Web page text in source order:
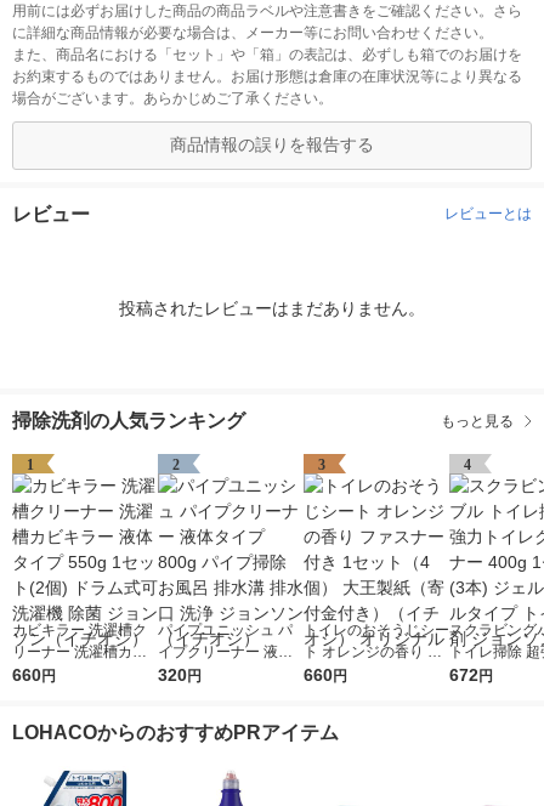
用前には必ずお届けした商品の商品ラベルや注意書きをご確認ください。さら
に詳細な商品情報が必要な場合は、メーカー等にお問い合わせください。
また、商品名における「セット」や「箱」の表記は、必ずしも箱でのお届けを
お約束するものではありません。お届け形態は倉庫の在庫状況等により異なる
場合がございます。あらかじめご了承ください。
商品情報の誤りを報告する
レビュー レビューとは
投稿されたレビューはまだありません。
掃除洗剤の人気ランキング もっと見る
1
カビキラー 洗濯槽ク
リーナー 洗濯槽カビ
キラー 液体タイプ 55
ョンソン（イチオシ）
660円
2
パイプユニッシュ パ
イプクリーナー 液体
タイプ 800g パイプ掃
（イチオシ）
320円
3
トイレのおそうじシー
ト オレンジの香り フ
ァスナー付き 1セット
シ） オリジナル
660円
4
スクラビング
トイレ掃除
イレクリーナ
672円
LOHACOからのおすすめPRアイテム